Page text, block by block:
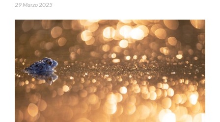
29 Marzo 2025